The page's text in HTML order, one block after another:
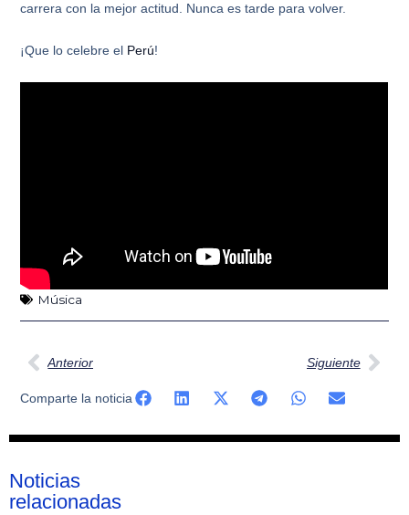
carrera con la mejor actitud. Nunca es tarde para volver.
¡Que lo celebre el Perú!
Música
Ant
Anterior Siguiente
Comparte la noticia
Noticias
relacionadas